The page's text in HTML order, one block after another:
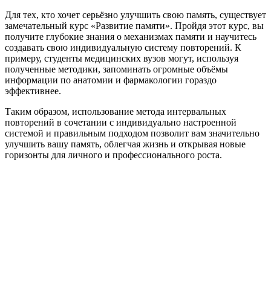
Для тех, кто хочет серьёзно улучшить свою память, существует
замечательный курс «Развитие памяти». Пройдя этот курс, вы
получите глубокие знания о механизмах памяти и научитесь
создавать свою индивидуальную систему повторений. К
примеру, студенты медицинских вузов могут, используя
полученные методики, запоминать огромные объёмы
информации по анатомии и фармакологии гораздо
эффективнее.
Таким образом, использование метода интервальных
повторений в сочетании с индивидуально настроенной
системой и правильным подходом позволит вам значительно
улучшить вашу память, облегчая жизнь и открывая новые
горизонты для личного и профессионального роста.